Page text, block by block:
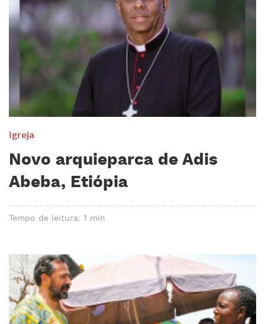
Igreja
Novo arquieparca de Adis
Abeba, Etiópia
Tempo de leitura: 1 min